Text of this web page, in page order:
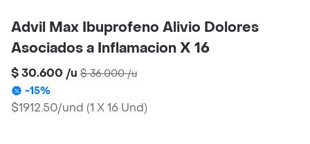
Advil Max Ibuprofeno Alivio Dolores
Asociados a Inflamacion X 16
$ 30.600 /u $ 36.000/u
-15%
$1912.50/und (1 X 16 Und)